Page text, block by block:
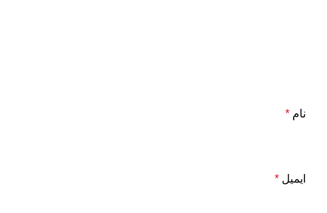
نام *
ایمیل *